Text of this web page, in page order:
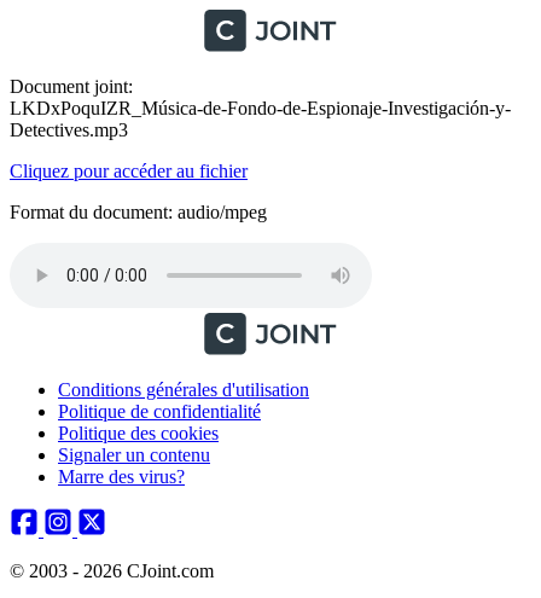
Document joint:
LKDxPoquIZR_Música-de-Fondo-de-Espionaje-Investigación-y-
Detectives.mp3
Cliquez pour accéder au fichier
Format du document: audio/mpeg
Conditions générales d'utilisation
Politique de confidentialité
Politique des cookies
Signaler un contenu
Marre des virus?
© 2003 - 2026 CJoint.com